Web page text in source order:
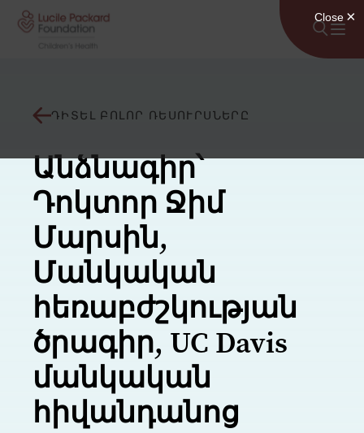
Անցնել բովանդակությանը
ԴԻՏԵԼ ԲՈԼՈՐ ՌԵՍՈՒՐՍՆԵՐԸ
Անձնագիր՝
Դոկտոր Ջիմ
Մարսին,
Մանկական
հեռաբժշկության
ծրագիր, UC Davis
մանկական
հիվանդանոց